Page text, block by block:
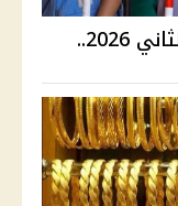
امتحانات الثانوية العامة الدور الثاني 2026..